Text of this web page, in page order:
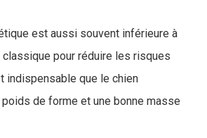
est aussi souvent inférieure à
classique pour réduire les risques
indispensable que le chien
de forme et une bonne masse